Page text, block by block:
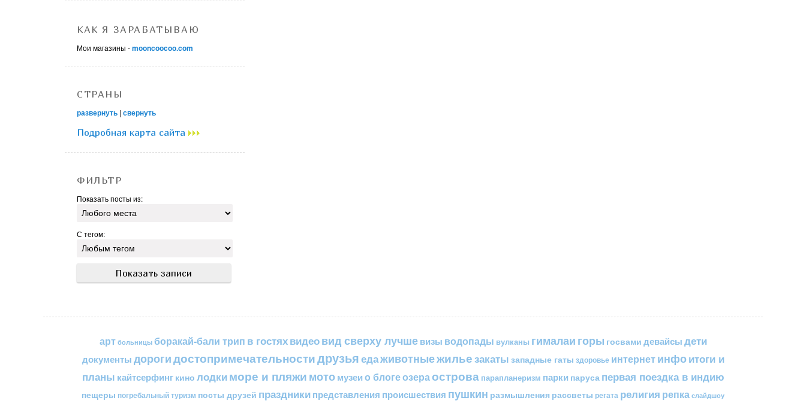
КАК Я ЗАРАБАТЫВАЮ
Мои магазины -mooncoocoo.com
СТРАНЫ
развернуть | свернуть
Подробная карта сайта
ФИЛЬТР
Показать посты из:
С тегом:
арт больницы боракай-бали трип в гостяхвидеовид сверху лучше визы водопады вулканы гималаи горы госвами девайсы дети
документыдорогидостопримечательностидрузьяедаживотныежильезакаты западные гаты здоровье интернетинфоитоги и
планы кайтсерфинг кино лодкиморе и пляжимото музеи о блогеозераострова парапланеризм парки паруса первая поездка в индию
пещеры погребальный туризм посты друзей праздникипредставления происшествия пушкин размышления рассветы регата религия репка слайдшоу